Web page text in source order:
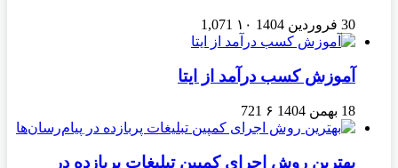
30 فروردین 1404 ۱۰ 1,071
آموزش کسب درآمد از ایتا
18 بهمن 1404 ۶ 721
بهترین روش اجرای کمپین تبلیغات پربازده در